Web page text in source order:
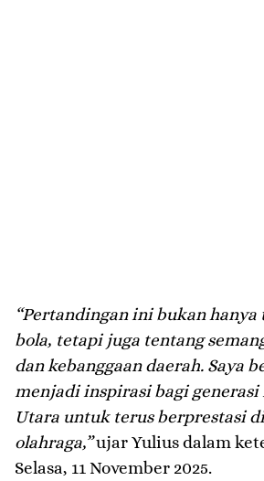
“Pertandingan ini bukan hanya
bola, tetapi juga tentang
dan kebanggaan daerah. Saya
menjadi inspirasi bagi generasi
Utara untuk terus berprestasi
olahraga,”ujar Yulius dalam
Selasa, 11 November 2025.